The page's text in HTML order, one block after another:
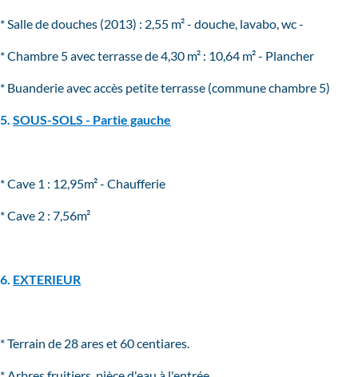
* Salle de douches (2013) : 2,55 m² - douche, lavabo, wc -
* Chambre 5 avec terrasse de 4,30 m² : 10,64 m² - Plancher
* Buanderie avec accès petite terrasse (commune chambre 5)
5. SOUS-SOLS - Partie gauche
* Cave 1 : 12,95m² - Chaufferie
* Cave 2 : 7,56m²
6. EXTERIEUR
* Terrain de 28 ares et 60 centiares.